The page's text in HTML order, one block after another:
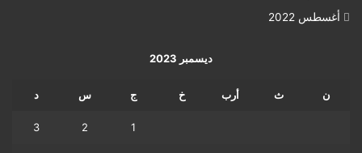
أغسطس 2022
ديسمبر 2023
ن ث أرب خ ج س د
1
2
3